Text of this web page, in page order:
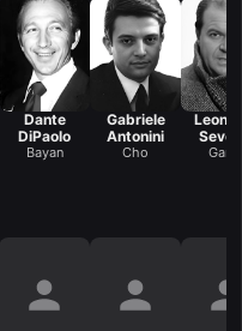
Dante
DiPaolo
Bayan
Gabriele
Antonini
Cho